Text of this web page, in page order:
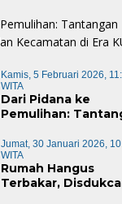
Berkelanjutan
Mewujudkan
Keren”
Kamis, 5 Februari 2026,
WITA
Dari Pidana ke
Pemulihan:
Kecamatan di Era
Baru
Jumat, 30 Januari 2026,
WITA
Rumah Hangus
Terbakar,